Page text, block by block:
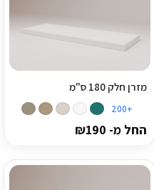
מזרן חלק 180 ס"מ
+200
החל מ- ₪190